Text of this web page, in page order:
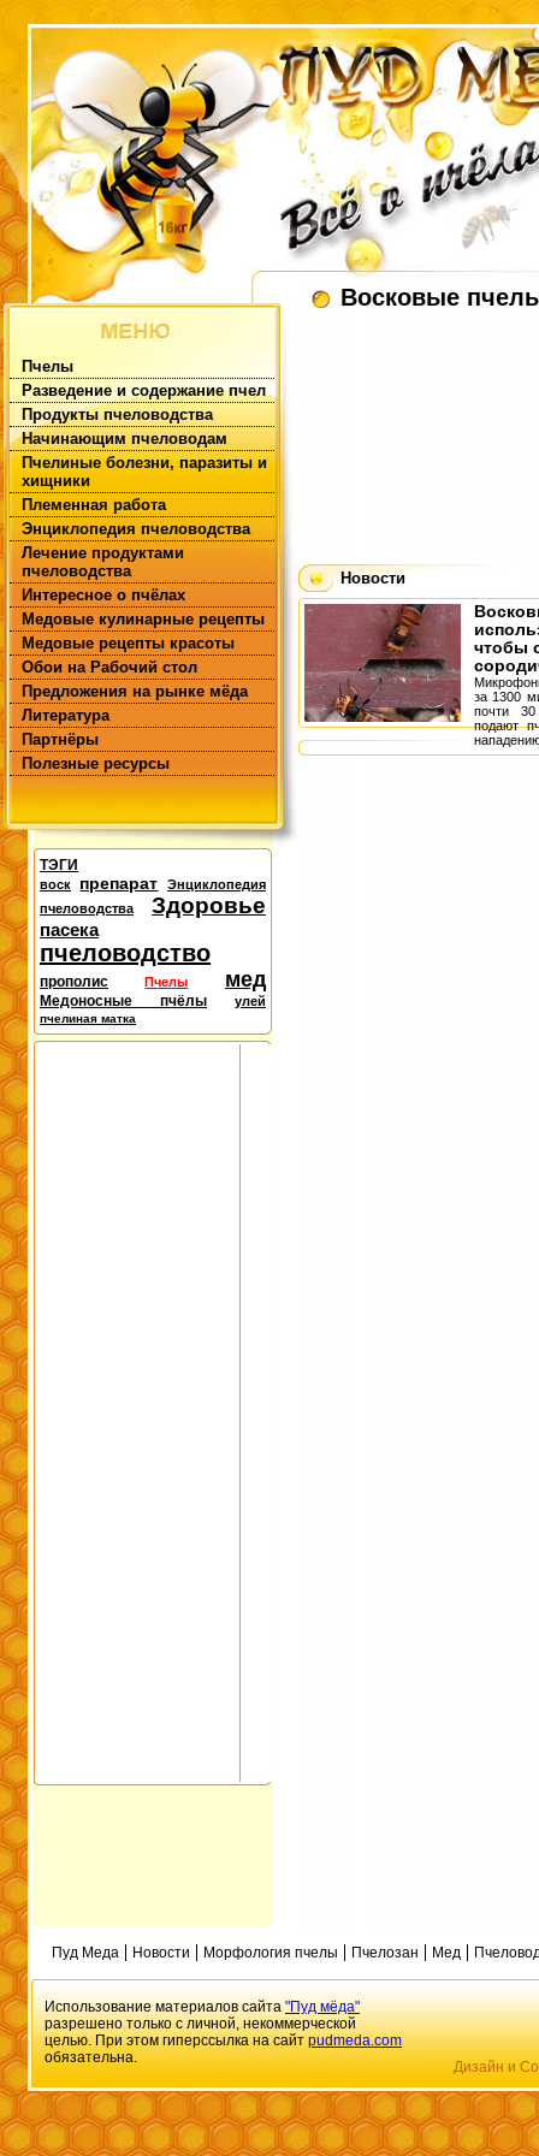
Пчелы
Разведение и содержание пчел
Продукты пчеловодства
Начинающим пчеловодам
Пчелиные болезни, паразиты и
хищники
Племенная работа
Энциклопедия пчеловодства
Лечение продуктами
пчеловодства
Интересное о пчёлах
Медовые кулинарные рецепты
Медовые рецепты красоты
Обои на Рабочий стол
Предложения на рынке мёда
Литература
Партнёры
Полезные ресурсы
ТЭГИ
воск препарат
Энциклопедия
пчеловодства
Здоровье
пасека
пчеловодство
прополис Пчелы мед
Медоносные пчёлы улей
пчелиная матка
Восковые
Новости
чтобы
за 1300
почти
подают
Пуд Меда Новости Морфология пчелы Пчелозан Мед
Использование материалов сайта"Пуд мёда"
разрешено только с личной, некоммерческой
целью. При этом гиперссылка на сайтpudmeda.com
обязательна.
Дизайн и